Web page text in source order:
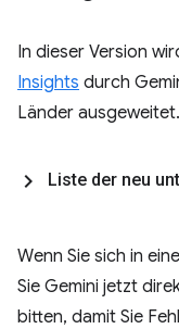
In dieser Version
Insights durch
Länder ausgeweitet.
Liste der neu
Wenn Sie sich in
Sie Gemini jetzt
bitten, damit Sie